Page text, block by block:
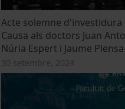
Acte solemne
Causa als doctors Juan
Núria Espert i Jaume Plensa
30 setembre, 2024